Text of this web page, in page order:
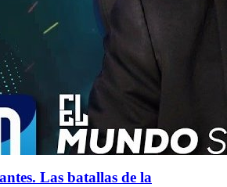
Las batallas de la